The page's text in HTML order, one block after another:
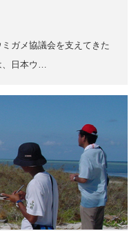
ガメ協議会を支えてきた
、日本ウ…